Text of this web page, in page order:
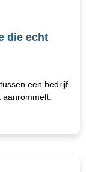
die echt
een bedrijf